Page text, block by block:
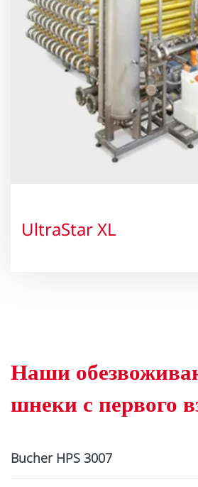
UltraStar XL
Наши
шнеки с первого
Bucher HPS 3007